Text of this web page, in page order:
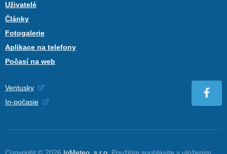
Uživatelé
Články
Fotogalerie
Aplikace na telefony
Počasí na web
Ventusky
In-počasie
Copyright © 2026 InMeteo, s.r.o. Použitím souhlasíte s uložením